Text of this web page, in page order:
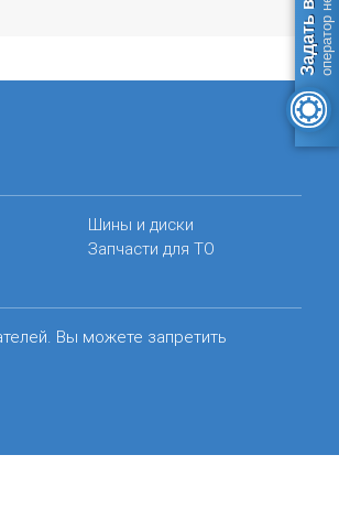
Шины и диски
Запчасти для ТО
Вы можете запретить